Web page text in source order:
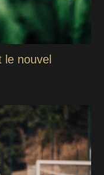
nouvel